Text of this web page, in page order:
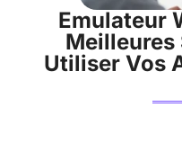
Emulateur
Meilleures
Utiliser Vos